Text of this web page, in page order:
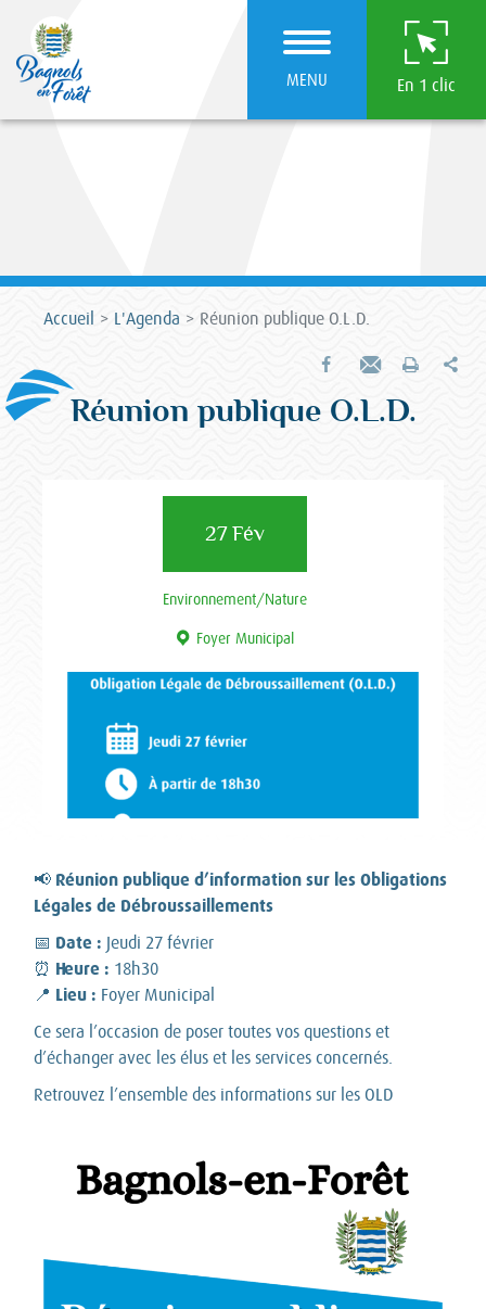
MENU En 1 clic
Accueil L'Agenda Réunion publique O.L.D.
Partager sur Facebook
Envoyer par e-mail
Imprimer
Réunion publique O.L.D.
27 Fév
Environnement/Nature
Foyer Municipal
📢 Réunion publique d’information sur les Obligations
Légales de Débroussaillements
📅 Date : Jeudi 27 février
⏰ Heure : 18h30
📍 Lieu : Foyer Municipal
Ce sera l’occasion de poser toutes vos questions et
d’échanger avec les élus et les services concernés.
Retrouvez l’ensemble des informations sur les OLD